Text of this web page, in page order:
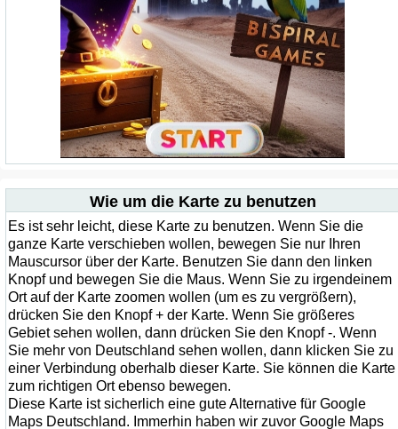
Wie um die Karte zu benutzen
Es ist sehr leicht, diese Karte zu benutzen. Wenn Sie die
ganze Karte verschieben wollen, bewegen Sie nur Ihren
Mauscursor über der Karte. Benutzen Sie dann den linken
Knopf und bewegen Sie die Maus. Wenn Sie zu irgendeinem
Ort auf der Karte zoomen wollen (um es zu vergrößern),
drücken Sie den Knopf + der Karte. Wenn Sie größeres
Gebiet sehen wollen, dann drücken Sie den Knopf -. Wenn
Sie mehr von Deutschland sehen wollen, dann klicken Sie zu
einer Verbindung oberhalb dieser Karte. Sie können die Karte
zum richtigen Ort ebenso bewegen.
Diese Karte ist sicherlich eine gute Alternative für Google
Maps Deutschland. Immerhin haben wir zuvor Google Maps